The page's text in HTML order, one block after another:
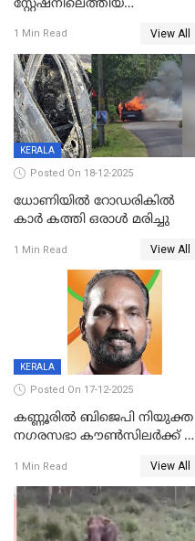
സ്റ്റേഷനിലെത്തിയ
കരണത്തടിച്ചു; CC ടിവി
ദൃശ്യങ്ങൾ പുറത്ത്
1 Min Read View All
KERALA
Posted On 18-12-2025
ധോണിയിൽ റോഡരികിൽ
കാർ കത്തി ഒരാൾ മരിച്ചു
1 Min Read View All
KERALA
Posted On 17-12-2025
കണ്ണൂരിൽ ബിജെപി നിയുക്ത
നഗരസഭാ കൗൺസിലർക്ക് 36
1 Min Read View All